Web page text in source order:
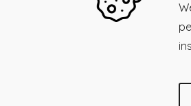
Maliesingel 39, 3581